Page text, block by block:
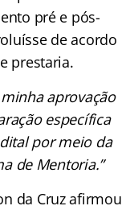
pré e pós-
de acordo
prestaria.
aprovação
específica
por meio da
de Mentoria.”
da Cruz afirmou